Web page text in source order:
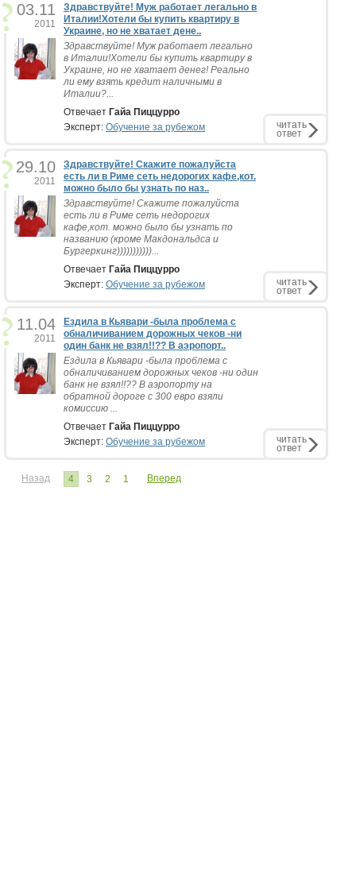
03.11
2011
Здравствуйте! Муж работает легально в
Италии!Хотели бы купить квартиру в
Украине, но не хватает дене..
Здравствуйте! Муж работает легально
в Италии!Хотели бы купить квартиру в
Украине, но не хватает денег! Реально
ли ему взять кредит наличными в
Италии?...
Отвечает Гайа Пиццурро
Эксперт: Обучение за рубежом читать
ответ
29.10
2011
Здравствуйте! Скажите пожалуйста
есть ли в Риме сеть недорогих кафе,кот.
можно было бы узнать по наз..
Здравствуйте! Скажите пожалуйста
есть ли в Риме сеть недорогих
кафе,кот. можно было бы узнать по
названию (кроме Макдональдса и
Бургеркинг)))))))))))...
Отвечает Гайа Пиццурро
Эксперт: Обучение за рубежом читать
ответ
11.04
2011
Ездила в Кьявари -была проблема с
обналичиванием дорожных чеков -ни
один банк не взял!!?? В аэропорт..
Ездила в Кьявари -была проблема с
обналичиванием дорожных чеков -ни один
банк не взял!!?? В аэропорту на
обратной дороге с 300 евро взяли
комиссию ...
Отвечает Гайа Пиццурро
Эксперт: Обучение за рубежом читать
ответ
Назад 4 3 2 1 Вперед